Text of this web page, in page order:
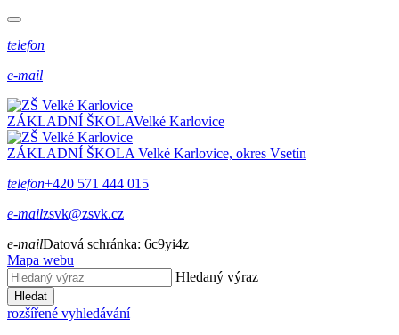
telefon
e-mail
ZÁKLADNÍ ŠKOLAVelké Karlovice
ZÁKLADNÍ ŠKOLA Velké Karlovice, okres Vsetín
telefon+420 571 444 015
e-mailzsvk@zsvk.cz
e-mailDatová schránka: 6c9yi4z
Mapa webu
Hledaný výraz
Hledat
rozšířené vyhledávání